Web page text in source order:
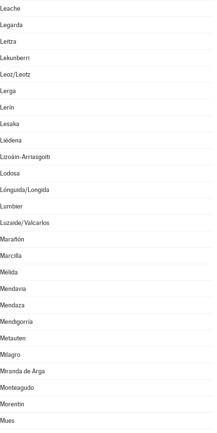
Leache
Legarda
Leitza
Lekunberri
Leoz/Leotz
Lerga
Lerín
Lesaka
Liédena
Lizoáin-Arriasgoiti
Lodosa
Lónguida/Longida
Lumbier
Luzaide/Valcarlos
Marañón
Marcilla
Mélida
Mendavia
Mendaza
Mendigorría
Metauten
Milagro
Miranda de Arga
Monteagudo
Morentin
Mues